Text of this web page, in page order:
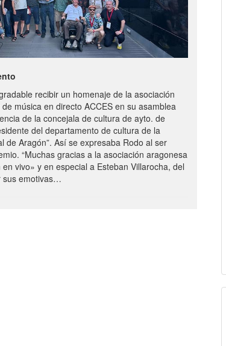
recibir un homenaje de la asociación
música en directo ACCES en su asamblea
de la concejala de cultura de ayto. de
del departamento de cultura de la
de Aragón”. Así se expresaba Rodo al ser
“Muchas gracias a la asociación aragonesa
vivo» y en especial a Esteban Villarocha, del
sus emotivas…